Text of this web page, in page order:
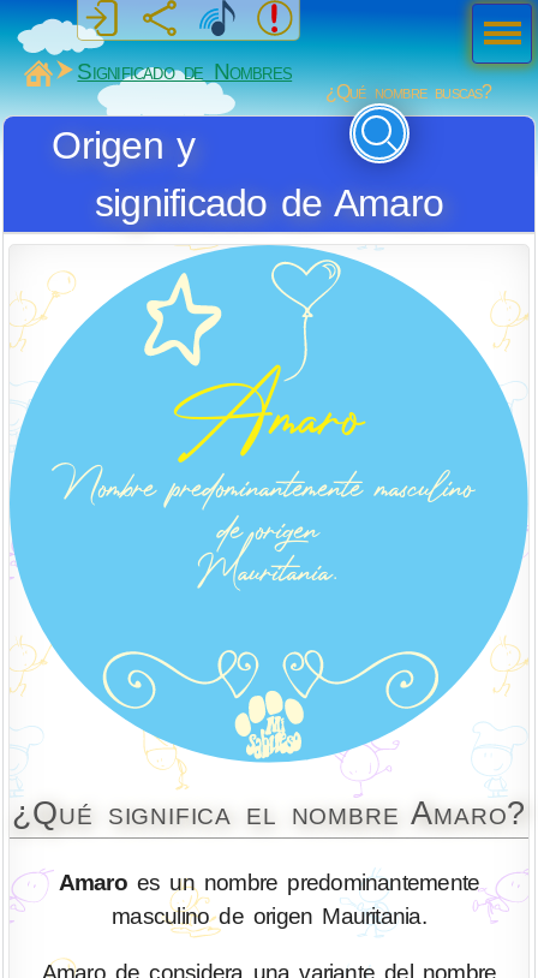
MiSabueso
Significado de Nombres
¿Qué nombre buscas?
Origen y
significado de Amaro
¿Qué significa el nombre Amaro?
Amaroes un nombre predominantemente
masculino de origen Mauritania.
Amaro de considera una variante del nombre
Men
ú